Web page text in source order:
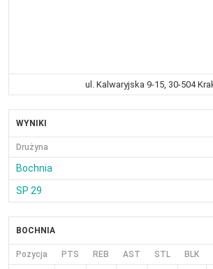
ul. Kalwaryjska 9-15, 30-504
WYNIKI
Drużyna
Bochnia
SP 29
BOCHNIA
Pozycja PTS REB AST STL BLK